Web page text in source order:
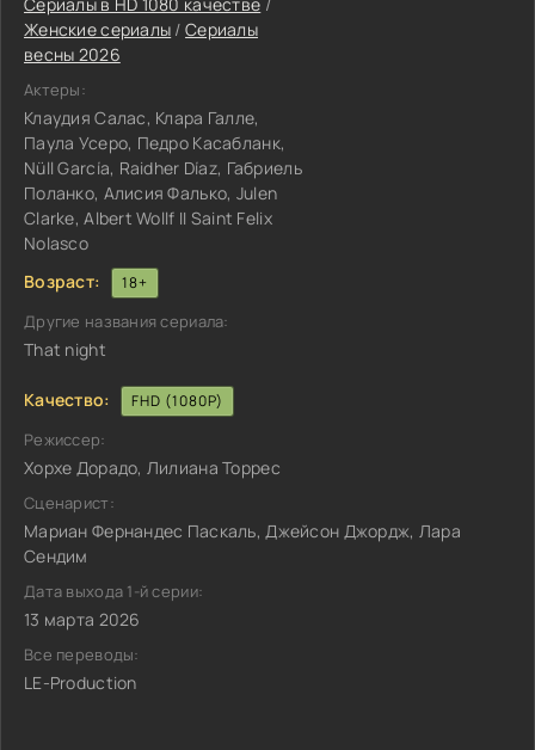
Женские сериалы /Сериалы
весны 2026
Актеры:
Клаудия Салас, Клара Галле,
Паула Усеро, Педро Касабланк,
Nüll García, Raidher Díaz, Габриель
Поланко, Алисия Фалько, Julen
Clarke, Albert Wollf II Saint Felix
Nolasco
Возраст:
18+
Другие названия сериала:
That night
Качество: FHD (1080P)
Режиссер:
Хорхе Дорадо, Лилиана Торрес
Сценарист:
Мариан Фернандес Паскаль, Джейсон Джордж, Лара
Сендим
Дата выхода 1-й серии:
13 марта 2026
Все переводы:
LE-Production